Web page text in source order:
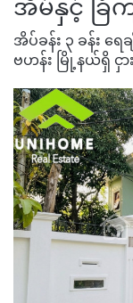
အိမ်နှင့် ခြံ
အိပ်ခန်း ၃ ခန်း ရေ
ဗဟန်း မြို့နယ်ရှိ ငှာ